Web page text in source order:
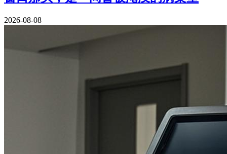
2026-08-08